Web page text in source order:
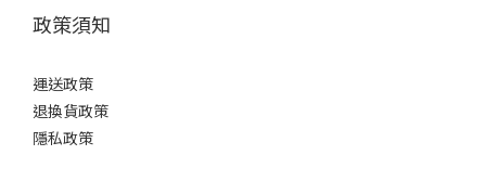
政策須知
運送政策
退換貨政策
隱私政策